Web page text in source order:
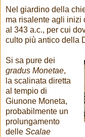
Nel giardino della
ma risalente agli inizi
al 343 a.c., per cui
culto più antico della
Si sa pure dei
gradus Monetae,
la scalinata diretta
al tempio di
Giunone Moneta,
probabilmente un
prolungamento
delle Scalae